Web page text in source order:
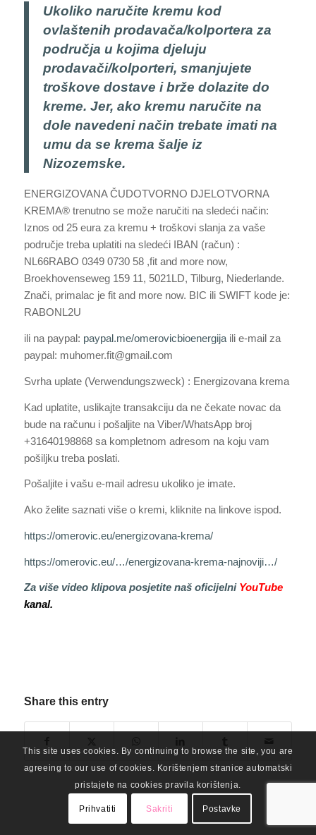
Ukoliko naručite kremu kod
ovlaštenih prodavača/kolportera za
područja u kojima djeluju
prodavači/kolporteri, smanjujete
troškove dostave i brže dolazite do
kreme. Jer, ako kremu naručite na
dole navedeni način trebate imati na
umu da se krema šalje iz
Nizozemske.
ENERGIZOVANA ČUDOTVORNO DJELOTVORNA
KREMA® trenutno se može naručiti na sledeći način:
Iznos od 25 eura za kremu + troškovi slanja za vaše
područje treba uplatiti na sledeći IBAN (račun) :
NL66RABO 0349 0730 58 ,fit and more now,
Broekhovenseweg 159 11, 5021LD, Tilburg, Niederlande.
Znači, primalac je fit and more now. BIC ili SWIFT kode je:
RABONL2U
ili na paypal: paypal.me/omerovicbioenergijaili e-mail za
paypal: muhomer.fit@gmail.com
Svrha uplate (Verwendungszweck) : Energizovana krema
Kad uplatite, uslikajte transakciju da ne čekate novac da
bude na računu i pošaljite na Viber/WhatsApp broj
+31640198868 sa kompletnom adresom na koju vam
pošiljku treba poslati.
Pošaljite i vašu e-mail adresu ukoliko je imate.
Ako želite saznati više o kremi, kliknite na linkove ispod.
https://omerovic.eu/energizovana-krema/
https://omerovic.eu/…/energizovana-krema-najnoviji…/
Za više video klipova posjetite naš oficijelni YouTube
kanal.
Share this entry
This site uses cookies. By continuing to browse the site, you are
agreeing to our use of cookies. Korištenjem stranice automatski
pristajete na cookies pravila korištenja.
Prihvatiti Sakriti Postavke